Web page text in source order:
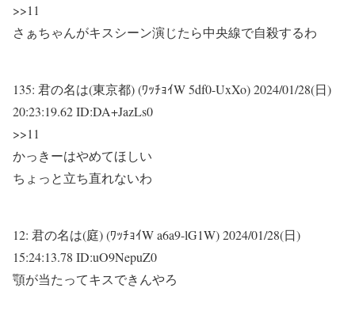
>>11
さぁちゃんがキスシーン演じたら中央線で自殺するわ
135: 君の名は(東京都) (ﾜｯﾁｮｲW 5df0-UxXo)2024/01/28(日)
20:23:19.62 ID:DA+JazLs0
>>11
かっきーはやめてほしい
ちょっと立ち直れないわ
12: 君の名は(庭) (ﾜｯﾁｮｲW a6a9-lG1W)2024/01/28(日)
15:24:13.78 ID:uO9NepuZ0
顎が当たってキスできんやろ